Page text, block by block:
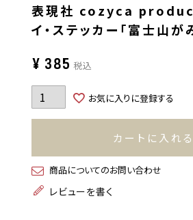
表現社 cozyca
イ・ステッカー「富士山が
¥ 385 税込
お気に入りに登録する
カートに入れる
商品についてのお問い合わせ
レビューを書く